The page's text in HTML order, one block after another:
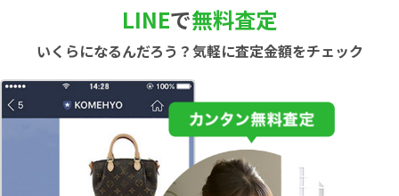
LINEで無料査定
いくらになるんだろう？気軽に査定金額をチェック